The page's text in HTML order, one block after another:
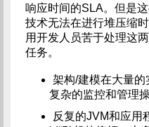
响应时间的SLA。但是
技术无法在进行堆压缩
用开发人员苦于处理这
任务。
架构/建模在大量
复杂的监控和管理操
反复的JVM和应用